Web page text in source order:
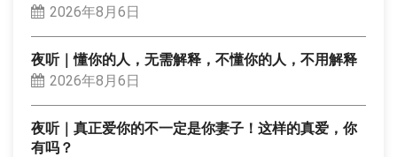
2026年8月6日
夜听｜懂你的人，无需解释，不懂你的人，不用解释
2026年8月6日
夜听｜真正爱你的不一定是你妻子！这样的真爱，你
有吗？